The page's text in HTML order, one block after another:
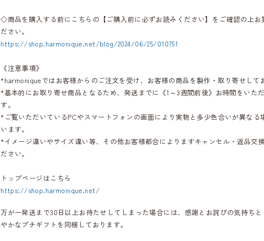
◇商品を購入する前にこちらの【ご購入前に必ずお読みください】をご確認の上お
ださい。
https://shop.harmonique.net/blog/2024/06/25/010751
《注意事項》
*harmoniqueではお客様からのご注文を受け、お客様の商品を製作・取り寄せして
*基本的にお取り寄せ商品となるため、発送までに《1～3週間前後》お時間をいた
す。
*ご覧いただいているPCやスマートフォンの画面により実物と多少色合いが異なる
います。
*イメージ違いやサイズ違い等、その他お客様都合によりますキャンセル・返品交
ださい。
トップページはこちら
https://shop.harmonique.net/
万が一発送まで30日以上お待たせしてしまった場合には、感謝とお詫びの気持ちと
やかなプチギフトを同梱しております。